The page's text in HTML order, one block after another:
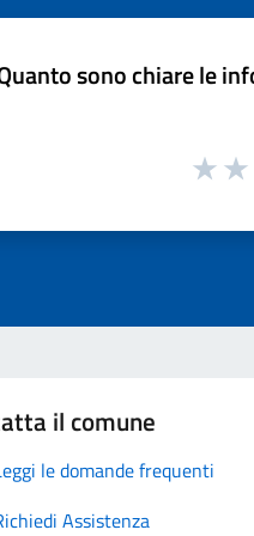
sono chiare le
il comune
le domande frequenti
Assistenza